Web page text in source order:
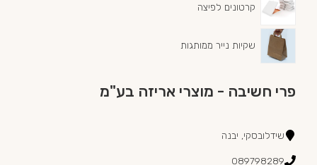
קרטונים לפיצה
שקיות נייר ממותגות
פרי חשיבה - מוצרי אריזה בע"מ
שידלובסקי, יבנה
089798289